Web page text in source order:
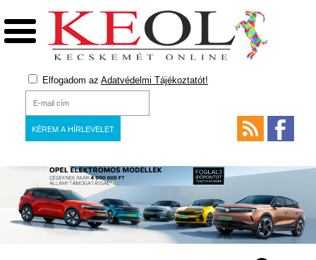
Elfogadom az Adatvédelmi Tájékoztatót!